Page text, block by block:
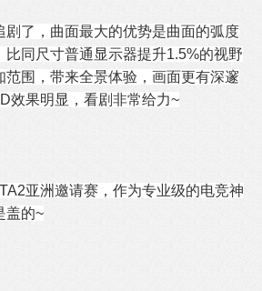
剧了，曲面最大的优势是曲面的弧度
比同尺寸普通显示器提升1.5%的视野
范围，带来全景体验，画面更有深邃
效果明显，看剧非常给力~
亚洲邀请赛，作为专业级的电竞神
盖的~